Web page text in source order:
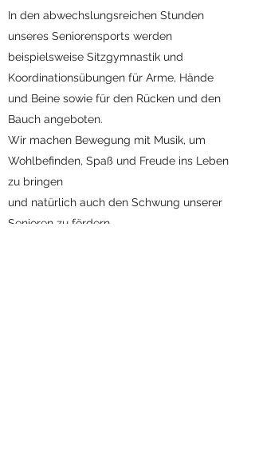
In den abwechslungsreichen Stunden
unseres Seniorensports werden
beispielsweise Sitzgymnastik und
Koordinationsübungen für Arme, Hände
und Beine sowie für den Rücken und den
Bauch angeboten.
Wir machen Bewegung mit Musik, um
Wohlbefinden, Spaß und Freude ins Leben
zu bringen
und natürlich auch den Schwung unserer
Senioren zu fördern.